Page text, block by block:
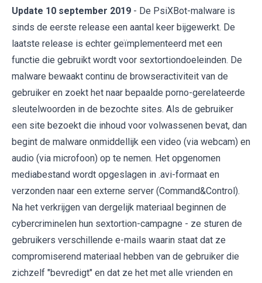
Update 10 september 2019 - De PsiXBot-malware is
sinds de eerste release een aantal keer bijgewerkt. De
laatste release is echter geïmplementeerd met een
functie die gebruikt wordt voor sextortiondoeleinden. De
malware bewaakt continu de browseractiviteit van de
gebruiker en zoekt het naar bepaalde porno-gerelateerde
sleutelwoorden in de bezochte sites. Als de gebruiker
een site bezoekt die inhoud voor volwassenen bevat, dan
begint de malware onmiddellijk een video (via webcam) en
audio (via microfoon) op te nemen. Het opgenomen
mediabestand wordt opgeslagen in .avi-formaat en
verzonden naar een externe server (Command&Control).
Na het verkrijgen van dergelijk materiaal beginnen de
cybercriminelen hun sextortion-campagne - ze sturen de
gebruikers verschillende e-mails waarin staat dat ze
compromiserend materiaal hebben van de gebruiker die
zichzelf "bevredigt" en dat ze het met alle vrienden en